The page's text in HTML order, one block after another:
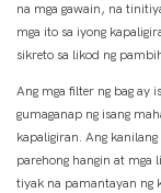
na mga gawain, na
mga ito sa iyong
sikreto sa likod ng
Ang mga filter ng bag ay
gumaganap ng isang
kapaligiran. Ang
parehong hangin at mga
tiyak na pamantayan ng